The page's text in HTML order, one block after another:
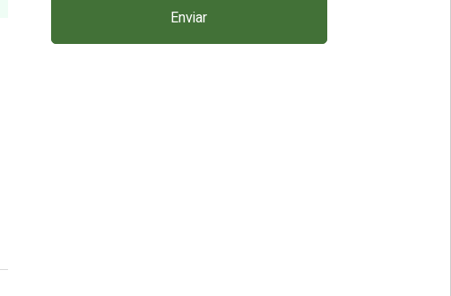
Enviar